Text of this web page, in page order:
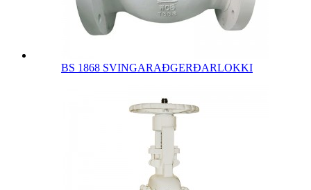
BS 1868 SVINGARAÐGERÐARLOKKI